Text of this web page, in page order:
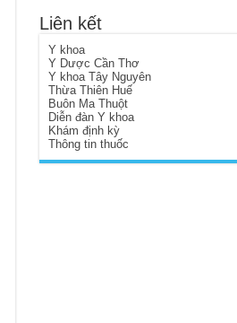
Liên kết
Y khoa
Y Dược Cần Thơ
Y khoa Tây Nguyên
Thừa Thiên Huế
Buôn Ma Thuột
Diễn đàn Y khoa
Khám định kỳ
Thông tin thuốc